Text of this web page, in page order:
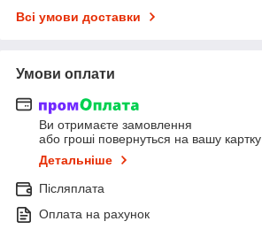
Всі умови доставки
Умови оплати
Ви отримаєте замовлення
або гроші повернуться на вашу картку
Детальніше
Післяплата
Оплата на рахунок